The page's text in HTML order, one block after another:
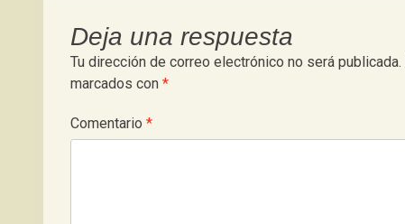
Deja una respuesta
Tu dirección de correo electrónico no será publicada.
marcados con *
Comentario *